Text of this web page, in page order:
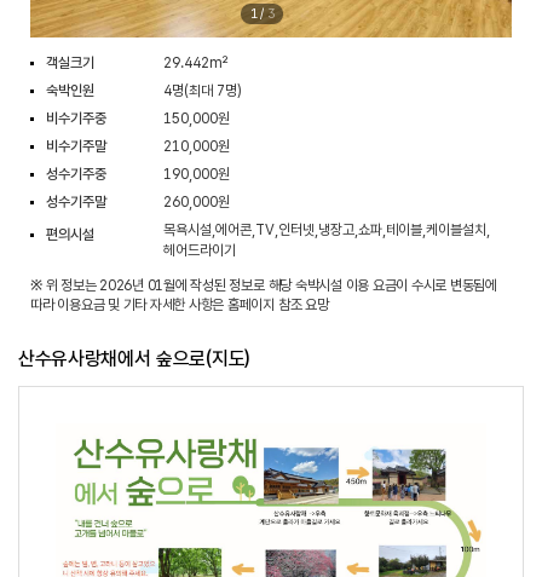
1 / 3
객실크기
29.442m²
숙박인원
4명(최대 7명)
비수기주중
150,000원
비수기주말
210,000원
성수기주중
190,000원
성수기주말
260,000원
편의시설
목욕시설,에어콘,TV,인터넷,냉장고,쇼파,테이블,케이블설치,
헤어드라이기
※ 위 정보는 2026년 01월에 작성된 정보로 해당 숙박시설 이용 요금이 수시로 변동됨에
따라 이용요금 및 기타 자세한 사항은 홈페이지 참조 요망
산수유사랑채에서 숲으로(지도)